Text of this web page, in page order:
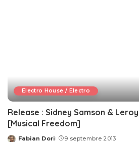
Electro House / Electro
Release : Sidney Samson &
[Musical Freedom]
Fabian Dori 9 septembre 2013